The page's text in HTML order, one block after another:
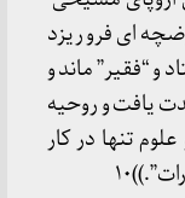
ای فرو ریزد
و “فقیر” ماند و
یافت و روحیه
تنها در کار